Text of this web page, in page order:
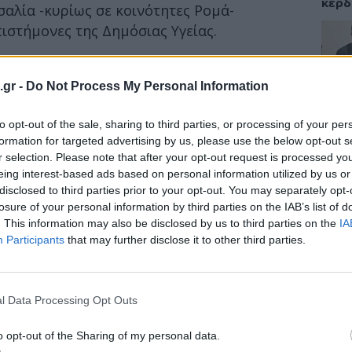
- Do Not Process My Personal Information
opt-out of the sale, sharing to third parties, or processing of your
for targeted advertising by us, please use the below opt-out
selection. Please note that after your opt-out request is processed
interest-based ads based on personal information utilized by us
to third parties prior to your opt-out. You may separately
of your personal information by third parties on the IAB’s list of
This information may also be disclosed by us to third parties on the
Participants that may further disclose it to other third parties.
Data Processing Opt Outs
opt-out of the Sharing of my personal data.
-κυρίως σε κοινότητες Ρομά-
της Δημόσιας Υγείας.
λοίμωξη του αναπνευστικού, παραμένει
όμως για τα βρέφη, εκ των οποίωντο 1 στα 3
Κλινικής του “Αττικόν”, κα
του Πανελλήνιου Συλλόγου
νόσουκυρίως στην Αθήνα και τη Θεσσαλία
και υπογράμμισε ότι « η υψηλή
καθώς ο εμβολιασμός της εγκύου
για τα βρέφη».
Το